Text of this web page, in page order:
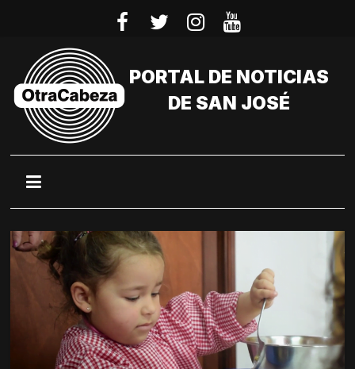
PORTAL DE NOTICIAS
DE SAN JOSÉ